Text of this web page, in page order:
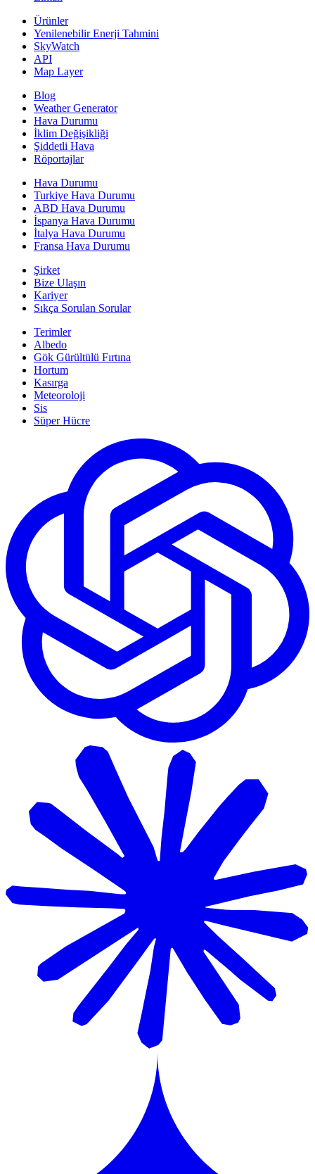
Ürünler
Yenilenebilir Enerji Tahmini
SkyWatch
API
Map Layer
Blog
Weather Generator
Hava Durumu
İklim Değişikliği
Şiddetli Hava
Röportajlar
Hava Durumu
Turkiye Hava Durumu
ABD Hava Durumu
İspanya Hava Durumu
İtalya Hava Durumu
Fransa Hava Durumu
Şirket
Bize Ulaşın
Kariyer
Sıkça Sorulan Sorular
Terimler
Albedo
Gök Gürültülü Fırtına
Hortum
Kasırga
Meteoroloji
Sis
Süper Hücre